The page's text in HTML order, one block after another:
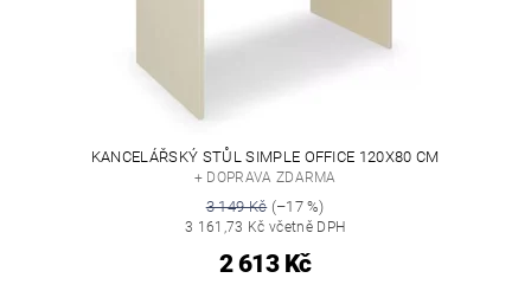
KANCELÁŘSKÝ STŮL SIMPLE OFFICE 120X80 CM
+ DOPRAVA ZDARMA
3 149 Kč(–17 %)
3 161,73 Kč včetně DPH
2 613 Kč